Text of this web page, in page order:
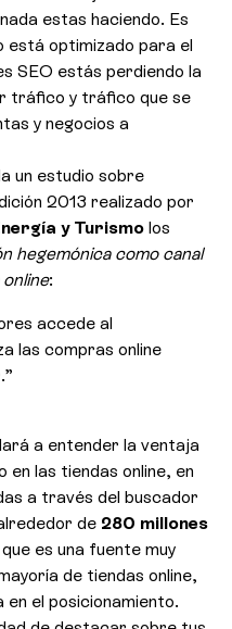
estas haciendo. Es
está optimizado para el
SEO estás perdiendo la
tráfico y tráfico que se
y negocios a
un estudio sobre
2013 realizado por
y Turismo los
hegemónica como canal
:
accede al
las compras online
a entender la ventaja
en las tiendas online, en
a través del buscador
de 280 millones
es una fuente muy
de tiendas online,
el posicionamiento.